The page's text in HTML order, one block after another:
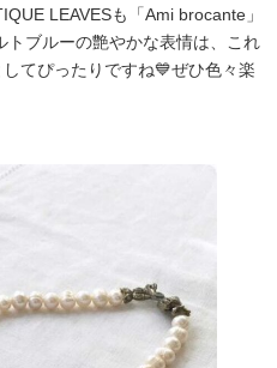
LEAVESも「Ami brocante」
トブルーの艶やかな表情は、これ
てぴったりですね💙ぜひ色々楽